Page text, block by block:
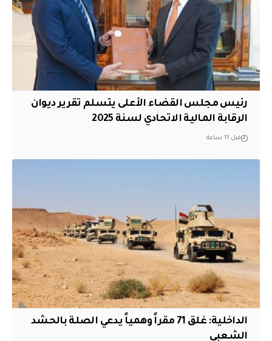
رئيس مجلس القضاء الأعلى يتسلم تقرير ديوان
الرقابة المالية الاتحادي لسنة 2025
قبل 11 ساعة
الداخلية: غلق 71 مقراً وهمياً يدعي الصلة بالحشد
الشعبي